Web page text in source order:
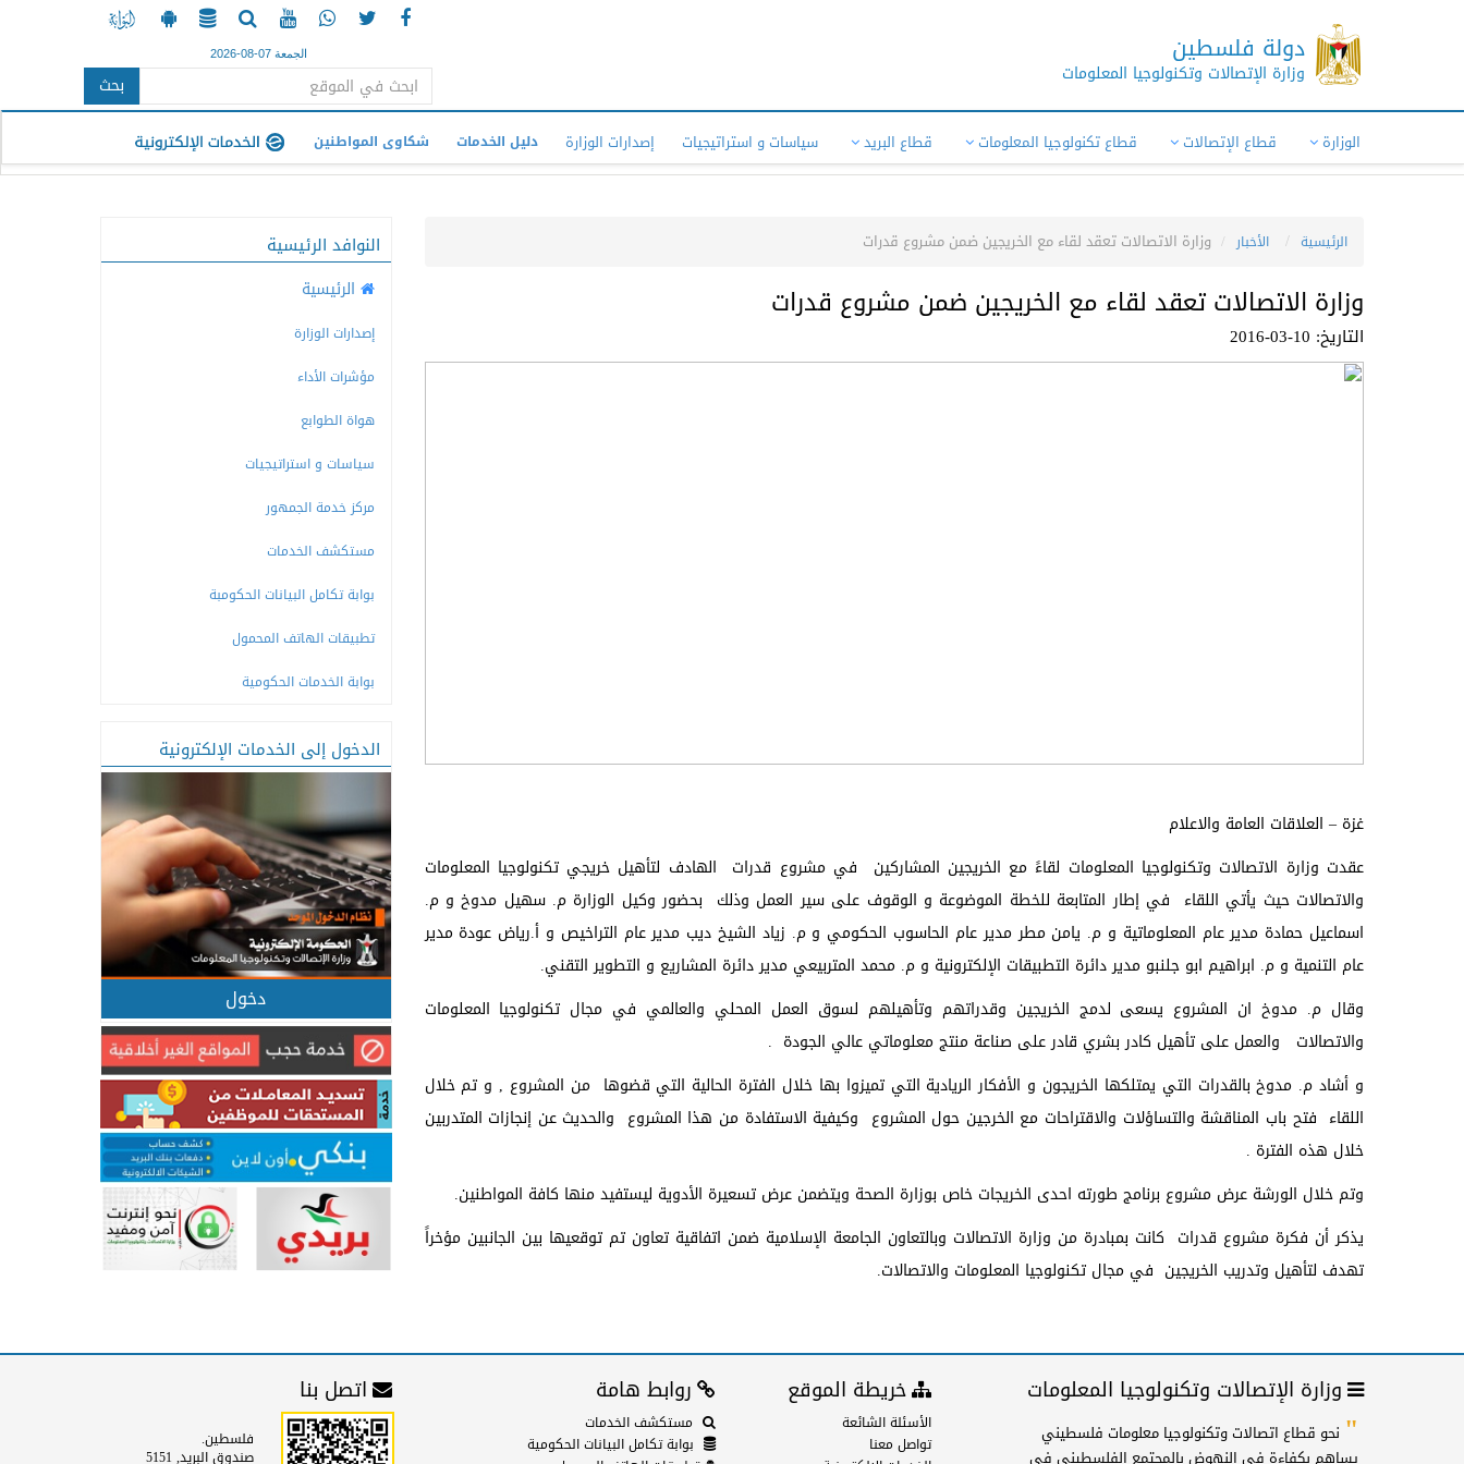
دولة فلسطين
وزارة الإتصالات وتكنولوجيا المعلومات
الجمعة 07-08-2026
بحث
الوزارة قطاع الإتصالات قطاع تكنولوجيا المعلومات قطاع البريد سياسات و استراتيجيات إصدارات الوزارة دليل الخدمات شكاوى المواطنين
الرئيسية الأخبار وزارة الاتصالات تعقد لقاء مع الخريجين ضمن مشروع قدرات
وزارة الاتصالات تعقد لقاء مع الخريجين ضمن مشروع قدرات
التاريخ: 10-03-2016
غزة – العلاقات العامة والاعلام
عقدت وزارة الاتصالات وتكنولوجيا المعلومات لقاءً مع الخريجين المشاركين في مشروع قدرات الهادف لتأهيل خريجي تكنولوجيا المعلومات
والاتصالات حيث يأتي اللقاء في إطار المتابعة للخطة الموضوعة و الوقوف على سير العمل وذلك بحضور وكيل الوزارة م. سهيل مدوخ و م.
اسماعيل حمادة مدير عام المعلوماتية و م. يامن مطر مدير عام الحاسوب الحكومي و م. زياد الشيخ ديب مدير عام التراخيص و أ.رياض عودة مدير
عام التنمية و م. ابراهيم ابو جلنبو مدير دائرة التطبيقات الإلكترونية و م. محمد المتربيعي مدير دائرة المشاريع و التطوير التقني.
وقال م. مدوخ ان المشروع يسعى لدمج الخريجين وقدراتهم وتأهيلهم لسوق العمل المحلي والعالمي في مجال تكنولوجيا المعلومات
والاتصالات والعمل على تأهيل كادر بشري قادر على صناعة منتج معلوماتي عالي الجودة .
و أشاد م. مدوخ بالقدرات التي يمتلكها الخريجون و الأفكار الريادية التي تميزوا بها خلال الفترة الحالية التي قضوها من المشروع , و تم خلال
اللقاء فتح باب المناقشة والتساؤلات والاقتراحات مع الخرجين حول المشروع وكيفية الاستفادة من هذا المشروع والحديث عن إنجازات المتدربين
خلال هذه الفترة .
وتم خلال الورشة عرض مشروع برنامج طورته احدى الخريجات خاص بوزارة الصحة ويتضمن عرض تسعيرة الأدوية ليستفيد منها كافة المواطنين.
يذكر أن فكرة مشروع قدرات كانت بمبادرة من وزارة الاتصالات وبالتعاون الجامعة الإسلامية ضمن اتفاقية تعاون تم توقعيها بين الجانبين مؤخراً
تهدف لتأهيل وتدريب الخريجين في مجال تكنولوجيا المعلومات والاتصالات.
النوافد الرئيسية
الرئيسية
إصدارات الوزارة
مؤشرات الأداء
هواة الطوابع
سياسات و استراتيجيات
مركز خدمة الجمهور
مستكشف الخدمات
بوابة تكامل البيانات الحكومبة
تطبيقات الهاتف المحمول
بوابة الخدمات الحكومية
الدخول إلى الخدمات الإلكترونية
دخول
وزارة الإتصالات وتكنولوجيا المعلومات
" نحو قطاع اتصالات وتكنولوجيا معلومات فلسطيني
يساهم بكفاءة في النهوض بالمجتمع الفلسطيني في
خريطة الموقع
الأسئلة الشائعة
تواصل معنا
روابط هامة
مستكشف الخدمات
بوابة تكامل البيانات الحكومية
اتصل بنا
فلسطين.
صندوق البريد, 5151